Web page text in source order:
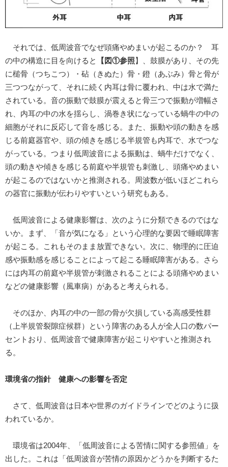
それでは、低周波音でなぜ頭痛やめまいが起こるのか？ 耳
の中の構造に目を向けると
【図①参照 】、鼓膜があり、その先
に槌骨（つちこつ）・砧（きぬた）骨・鐙（あぶみ）骨と骨が
三つつながって、それに続く内耳は骨に覆われ、中は水で満た
されている。音の振動で鼓膜が震えると骨三つで振動が増幅さ
れ、内耳の中の水を揺らし、渦巻き状になっている蝸牛の中の
細胞がそれに反応して音を感じる。また、振動や頭の動きを感
じる前庭器官や、頭の傾きを感じる半規管も内耳で、水でつな
がっている。つまり低周波音による振動は、蝸牛だけでなく、
頭の動きや傾きを感じる前庭や半規管も刺激し、頭痛やめまい
が起こるのではないかと推測される。周波数が低いほどこれら
の器官に振動が伝わりやすいという研究もある。
低周波音による健康影響は、次のように分類できるのではな
いか。まず、「音が気になる」という心理的な要因で睡眠障害
が起こる。これもそのまま放置できない。次に、物理的に圧迫
感や振動感を感じることによって起こる睡眠障害がある。さら
には内耳の前庭や半規管が刺激されることによる頭痛やめまい
などの健康影響（風車病）があると考えられる。
そのほか、内耳の中の一部の骨が欠損している高感受性群
（上半規管裂隙症候群）という障害のある人が全人口の数パー
セントおり、低周波音で健康障害が起こりやすいと推測され
る。
環境省の指針 健康への影響を否定
さて、低周波音は日本や世界のガイドラインでどのように扱
われているか。
環境省は2004年、「低周波音による苦情に関する参照値」を
出した。これは「低周波音が苦情の原因かどうかを判断するた